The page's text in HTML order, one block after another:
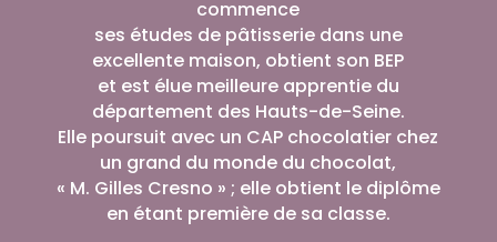
commence
ses études de pâtisserie dans une
excellente maison, obtient son BEP
et est élue meilleure apprentie du
département des Hauts-de-Seine.
Elle poursuit avec un CAP chocolatier chez
un grand du monde du chocolat,
« M. Gilles Cresno » ; elle obtient le diplôme
en étant première de sa classe.